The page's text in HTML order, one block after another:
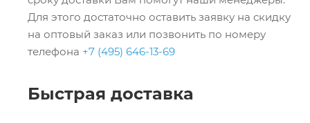
Для этого достаточно оставить заявку на скидку
на оптовый заказ или позвонить по номеру
телефона +7 (495) 646-13-69
Быстрая доставка